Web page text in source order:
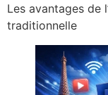
Les avantages de
traditionnelle